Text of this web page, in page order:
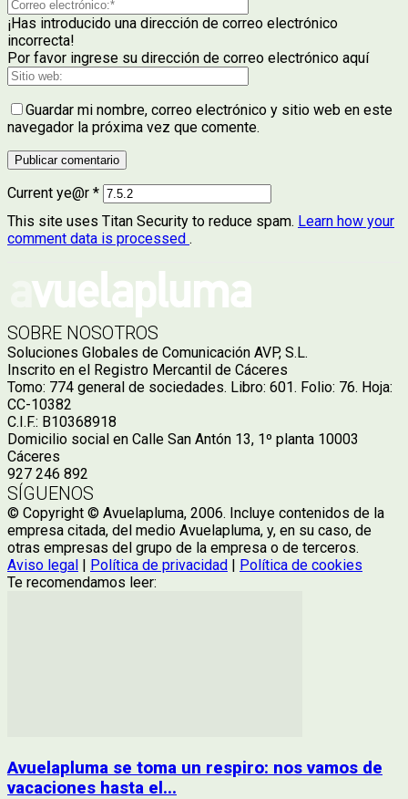
¡Has introducido una dirección de correo electrónico
incorrecta!
Por favor ingrese su dirección de correo electrónico aquí
Guardar mi nombre, correo electrónico y sitio web en este
navegador la próxima vez que comente.
Current ye@r *
This site uses Titan Security to reduce spam. Learn how your
comment data is processed .
SOBRE NOSOTROS
Soluciones Globales de Comunicación AVP, S.L.
Inscrito en el Registro Mercantil de Cáceres
Tomo: 774 general de sociedades. Libro: 601. Folio: 76. Hoja:
CC-10382
C.I.F.: B10368918
Domicilio social en Calle San Antón 13, 1º planta 10003
Cáceres
927 246 892
SÍGUENOS
© Copyright © Avuelapluma, 2006. Incluye contenidos de la
empresa citada, del medio Avuelapluma, y, en su caso, de
otras empresas del grupo de la empresa o de terceros.
Aviso legal | Política de privacidad | Política de cookies
Te recomendamos leer:
Avuelapluma se toma un respiro: nos vamos de
vacaciones hasta el...